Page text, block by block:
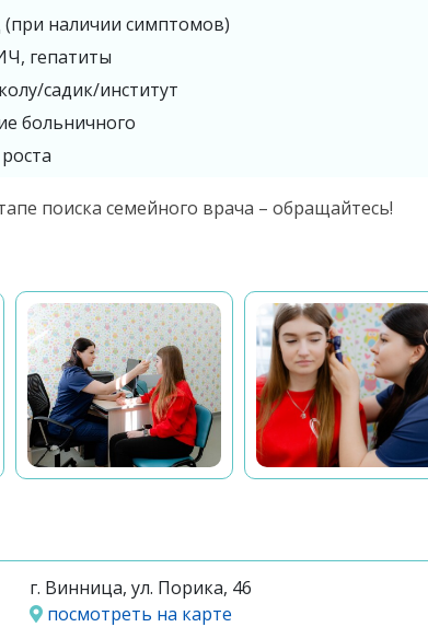
наличии симптомов)
гепатиты
садик/институт
больничного
поиска семейного врача – обращайтесь!
г. Винница, ул. Порика, 46
посмотреть на карте